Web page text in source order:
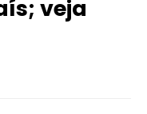
veja